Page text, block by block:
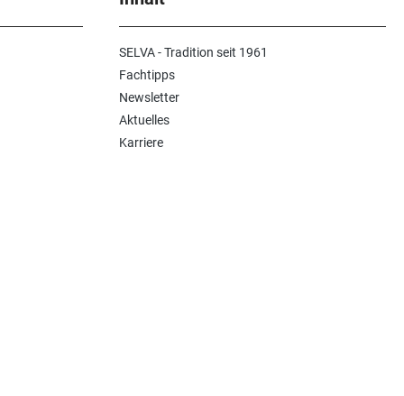
SELVA - Tradition seit 1961
Fachtipps
Newsletter
Aktuelles
Karriere